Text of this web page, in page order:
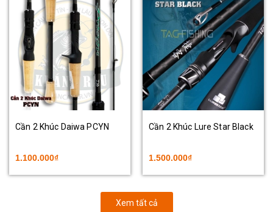
Cần 2 Khúc Daiwa PCYN
1.100.000₫
Cần 2 Khúc Lure Star Black
1.500.000₫
Xem tất cả